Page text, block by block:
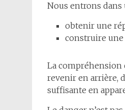
Nous entrons
obtenir une
construire
La compréhension
revenir en arrière,
suffisante en